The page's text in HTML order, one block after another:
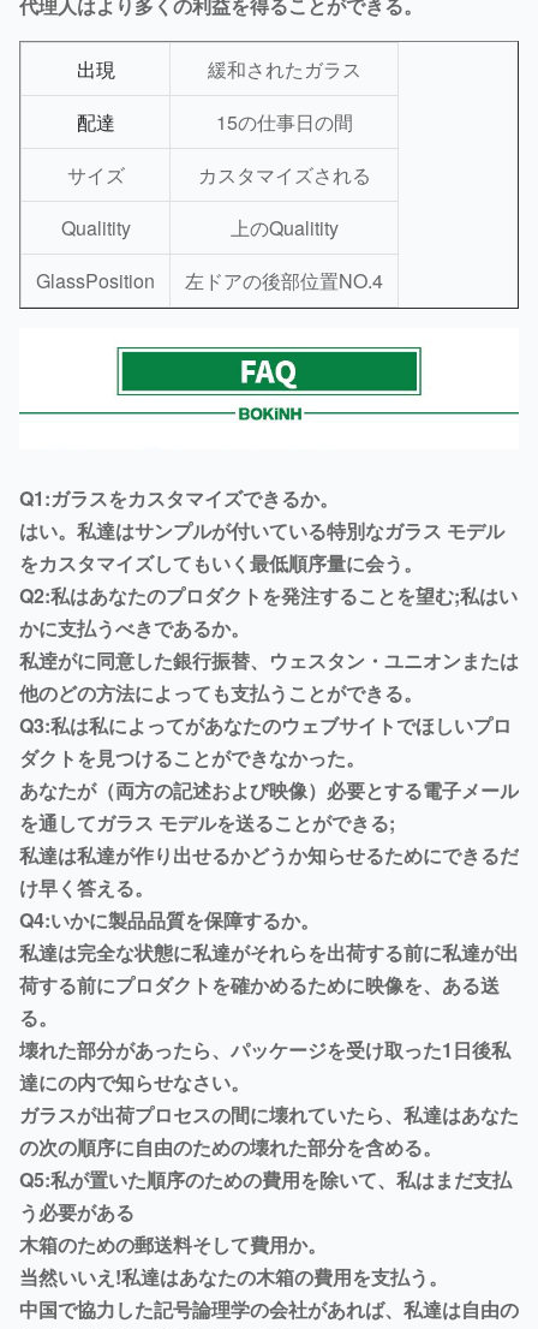
代理人はより多くの利益を得ることができる。
出現
緩和されたガラス
配達
15の仕事日の間
サイズ
カスタマイズされる
Qualitity
上のQualitity
GlassPosition
左ドアの後部位置NO.4
Q1:ガラスをカスタマイズできるか。
はい。私達はサンプルが付いている特別なガラス モデル
をカスタマイズしてもいく最低順序量に会う。
Q2:私はあなたのプロダクトを発注することを望む;私はい
かに支払うべきであるか。
私逹がに同意した銀行振替、ウェスタン・ユニオンまたは
他のどの方法によっても支払うことができる。
Q3:私は私によってがあなたのウェブサイトでほしいプロ
ダクトを見つけることができなかった。
あなたが（両方の記述および映像）必要とする電子メール
を通してガラス モデルを送ることができる;
私達は私達が作り出せるかどうか知らせるためにできるだ
け早く答える。
Q4:いかに製品品質を保障するか。
私達は完全な状態に私達がそれらを出荷する前に私達が出
荷する前にプロダクトを確かめるために映像を、ある送
る。
壊れた部分があったら、パッケージを受け取った1日後私
達にの内で知らせなさい。
ガラスが出荷プロセスの間に壊れていたら、私達はあなた
の次の順序に自由のための壊れた部分を含める。
Q5:私が置いた順序のための費用を除いて、私はまだ支払
う必要がある
木箱のための郵送料そして費用か。
当然いいえ!私達はあなたの木箱の費用を支払う。
中国で協力した記号論理学の会社があれば、私達は自由の